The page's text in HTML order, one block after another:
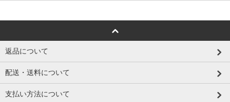
返品について
配送・送料について
支払い方法について